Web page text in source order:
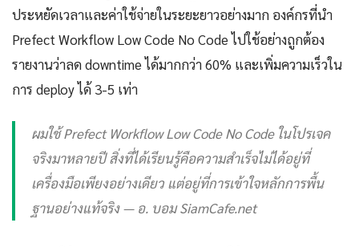
ประหยัดเวลาและค่าใช้จ่ายในระยะยาวอย่างมาก องค์กรที่นำ
Prefect Workflow Low Code No Code ไปใช้อย่างถูกต้อง
รายงานว่าลด downtime ได้มากกว่า 60% และเพิ่มความเร็วใน
การ deploy ได้ 3-5 เท่า
ผมใช้ Prefect Workflow Low Code No Code ในโปรเจค
จริงมาหลายปี สิ่งที่ได้เรียนรู้คือความสำเร็จไม่ได้อยู่ที่
เครื่องมือเพียงอย่างเดียว แต่อยู่ที่การเข้าใจหลักการพื้น
ฐานอย่างแท้จริง — อ. บอม SiamCafe.net